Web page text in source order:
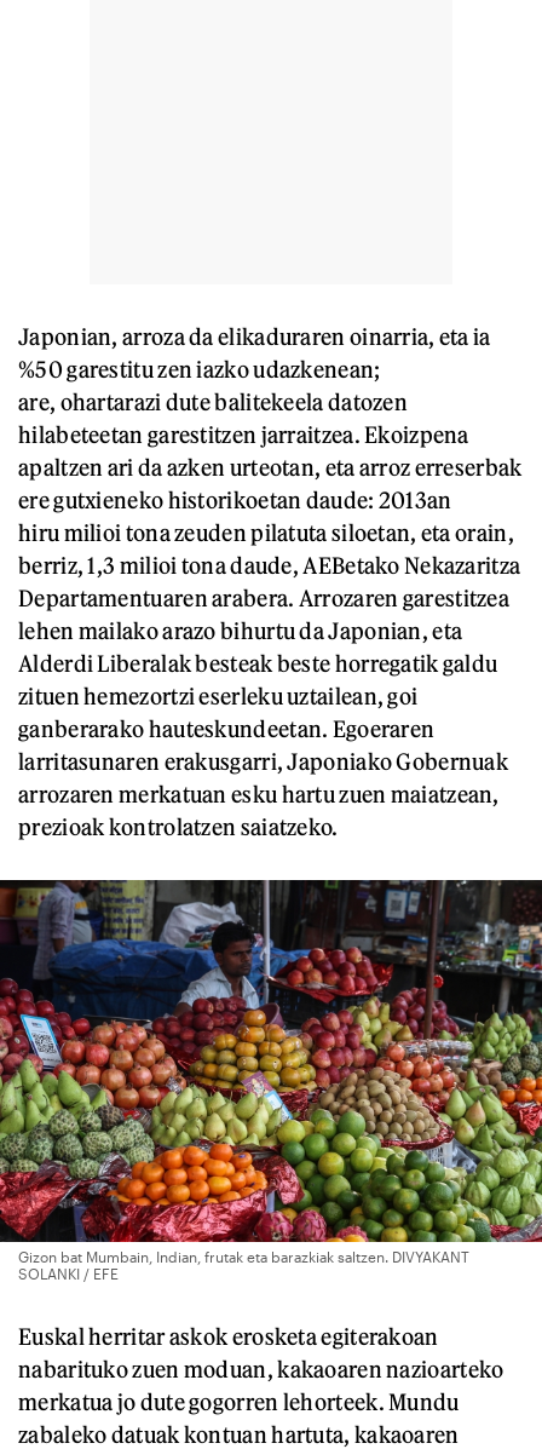
Japonian, arroza da elikaduraren oinarria, eta ia
%50 garestitu zen iazko udazkenean;
are, ohartarazi dute balitekeela datozen
hilabeteetan garestitzen jarraitzea. Ekoizpena
apaltzen ari da azken urteotan, eta arroz erreserbak
ere gutxieneko historikoetan daude: 2013an
hiru milioi tona zeuden pilatuta siloetan, eta orain,
berriz, 1,3 milioi tona daude, AEBetako Nekazaritza
Departamentuaren arabera. Arrozaren garestitzea
lehen mailako arazo bihurtu da Japonian, eta
Alderdi Liberalak besteak beste horregatik galdu
zituen hemezortzi eserleku uztailean, goi
ganberarako hauteskundeetan. Egoeraren
larritasunaren erakusgarri, Japoniako Gobernuak
arrozaren merkatuan esku hartu zuen maiatzean,
prezioak kontrolatzen saiatzeko.
Gizon bat Mumbain, Indian, frutak eta barazkiak saltzen. DIVYAKANT
SOLANKI / EFE
Euskal herritar askok erosketa egiterakoan
nabarituko zuen moduan, kakaoaren nazioarteko
merkatua jo dute gogorren lehorteek. Mundu
zabaleko datuak kontuan hartuta, kakaoaren